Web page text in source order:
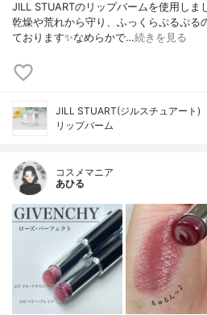
JILL STUARTのリップバームを使用し
乾燥や荒れから守り、ふっくらぷるぷる
ております✨なめらかで…続きを見る
JILL STUART(ジルスチュアート)
リップバーム
コスメマニア
あひる